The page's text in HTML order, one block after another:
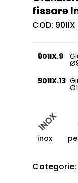
fissare
COD: 901IX
901IX.9
901IX.13
inox
Categorie: